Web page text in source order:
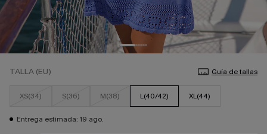
TALLA (EU) Guía de tallas
XS(34) S(36) M(38) L(40/42) XL(44)
Entrega estimada: 19 ago.